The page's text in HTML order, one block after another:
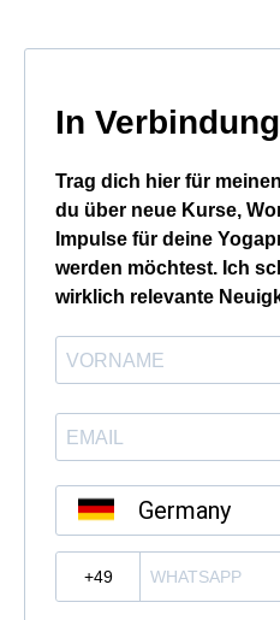
In
Trag dich hier für
du über neue Kurse,
Impulse für deine
werden möchtest. Ich
wirklich relevante
Germany